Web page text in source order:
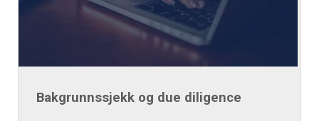
Bakgrunnssjekk og due diligence